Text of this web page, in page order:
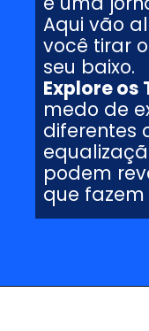
Aqui vão
você tirar
seu baixo.
Explore os
medo de
diferentes
podem
que